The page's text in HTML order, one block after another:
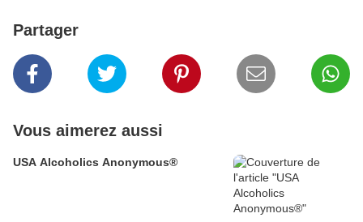
Partager
Vous aimerez aussi
USA Alcoholics Anonymous®